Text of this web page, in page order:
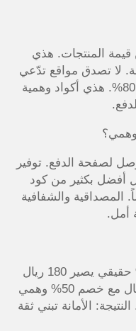
بالضبط من قيمة المنتجات. هذي
لا تصدق مواقع تدّعي
خصم 50% باور ستور أو كود خصم 80%. هذي أكواد وهمية
لصفحة الدفع. توفير
ريال على طلب 220 ريال أفضل بكثير من كود
المصداقية والشفافية
أمل.
منتج بسعر 200 ريال مع خصم 10% حقيقي يصير 180 ريال
(دفعت فعلاً). نفس المنتج بـ 200 ريال مع خصم 50% وهمي
النتيجة: الأمانة تبني ثقة